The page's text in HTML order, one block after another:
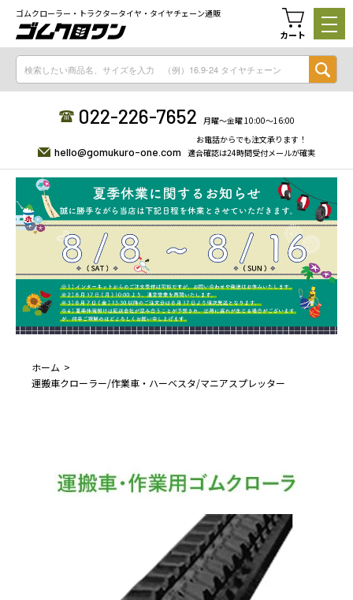
ゴムクローラー・トラクタータイヤ・タイヤチェーン通販
カート
022-226-7652 月曜〜金曜 10:00〜16:00
hello@gomukuro-one.com
お電話からでも注文承ります！
適合確認は24時間受付メールが確実
ホーム
運搬車クローラー/作業車・ハーベスタ/マニアスプレッター